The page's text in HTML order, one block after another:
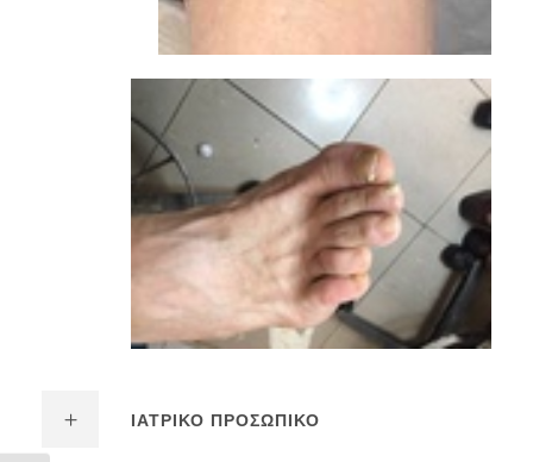
ΙΑΤΡΙΚΟ ΠΡΟΣΩΠΙΚΟ